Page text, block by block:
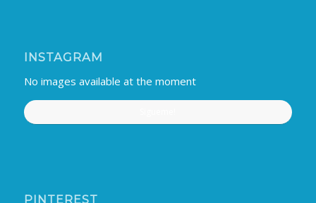
INSTAGRAM
No images available at the moment
PINTEREST